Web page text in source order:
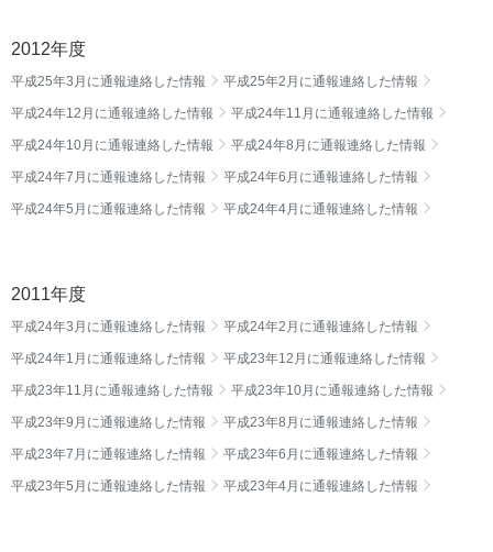
2012年度
平成25年3月に通報連絡した情報 平成25年2月に通報連絡した情報
平成24年12月に通報連絡した情報 平成24年11月に通報連絡した情報
平成24年10月に通報連絡した情報 平成24年8月に通報連絡した情報
平成24年7月に通報連絡した情報 平成24年6月に通報連絡した情報
平成24年5月に通報連絡した情報 平成24年4月に通報連絡した情報
2011年度
平成24年3月に通報連絡した情報 平成24年2月に通報連絡した情報
平成24年1月に通報連絡した情報 平成23年12月に通報連絡した情報
平成23年11月に通報連絡した情報 平成23年10月に通報連絡した情報
平成23年9月に通報連絡した情報 平成23年8月に通報連絡した情報
平成23年7月に通報連絡した情報 平成23年6月に通報連絡した情報
平成23年5月に通報連絡した情報 平成23年4月に通報連絡した情報